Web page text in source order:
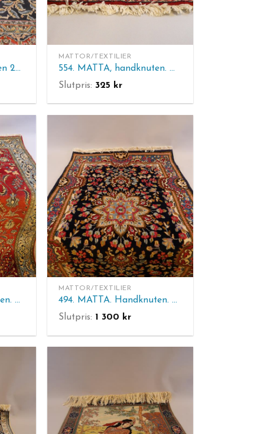
555. MATTA, handknuten 220 x 140 cm. Normalt bruksslitage, fransarna med slitage.
MATTOR/TEXTILIER
554. MATTA, handknuten. Hamadan, Iran. 81 x 86 cm.
Slutpris: 325 kr
495. MATTA. Handknuten. Old Ghom. 213 x 140 cm.
MATTOR/TEXTILIER
494. MATTA. Handknuten. Kirman. 150 x 98 cm.
Slutpris: 1 300 kr